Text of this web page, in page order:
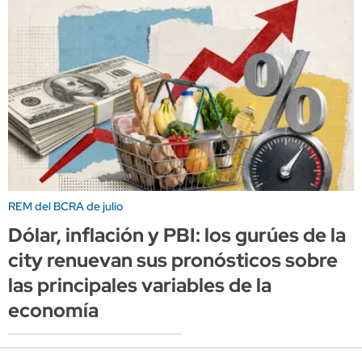
REM del BCRA de julio
Dólar, inflación y PBI: los gurúes de la
city renuevan sus pronósticos sobre
las principales variables de la
economía